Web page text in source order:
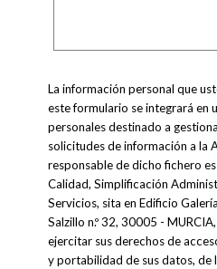
La información personal que
este formulario se integrará en
personales destinado a
solicitudes de información a la
responsable de dicho fichero
Calidad, Simplificación
Servicios, sita en Edificio
Salzillo n.º 32, 30005 -
ejercitar sus derechos de
y portabilidad de sus datos, de